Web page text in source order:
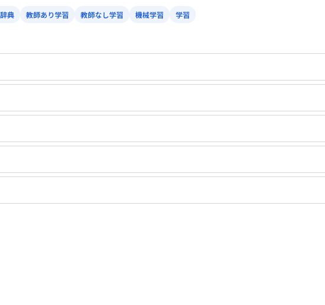
典 教師あり学習 教師なし学習 機械学習 学習